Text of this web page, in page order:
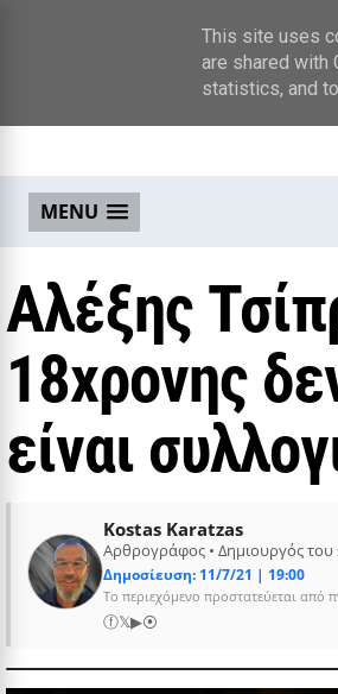
MENU
Αλέξης
18χρονης
είναι
Kostas Karatzas
Αρθρογράφος • Δημιουργός
Δημοσίευση: 11/7/21 | 19:00
Το περιεχόμενο προστατεύεται από
ⓕ𝕏▶⦿
This site uses
are shared with
statistics, and